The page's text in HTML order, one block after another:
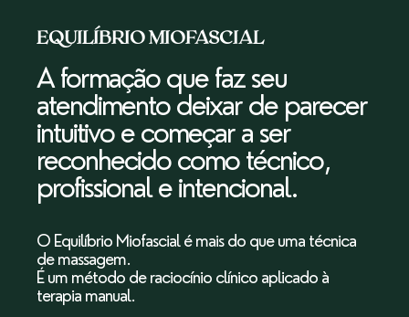
EQUILÍBRIO MIOFASCIAL
A formação que faz seu
atendimento deixar de parecer
intuitivo e começar a ser
reconhecido como técnico,
profissional e intencional.
O Equilíbrio Miofascial é mais do que uma técnica
de massagem.
É um método de raciocínio clínico aplicado à
terapia manual.